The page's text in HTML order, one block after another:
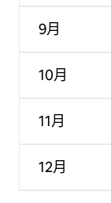
9月
10月
11月
12月